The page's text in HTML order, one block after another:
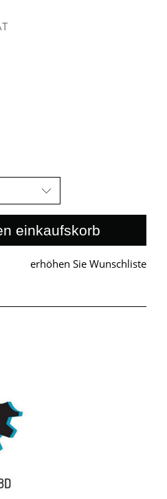
einkaufskorb
erhöhen Sie Wunschliste